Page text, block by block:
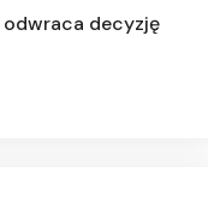
odwraca decyzję